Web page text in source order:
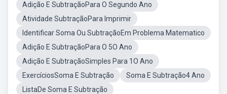
Adição E SubtraçãoPara O Segundo Ano
Atividade SubtraçãoPara Imprimir
Identificar Soma Ou SubtraçãoEm Problema Matematico
Adição E SubtraçãoPara O 5O Ano
Adição E SubtraçãoSimples Para 1O Ano
ExercíciosSoma E Subtração
Soma E Subtração4 Ano
ListaDe Soma E Subtração